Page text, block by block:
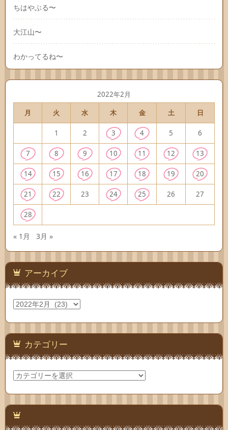
ちはやぶる〜
大江山〜
わかってるね〜
2022年2月
月
火 水 木 金 土 日
1 2 3 4 5 6
7 8 9 10 11 12 13
14 15 16 17 18 19 20
21 22 23 24 25 26 27
28
« 1月 3月 »
アーカイブ
ア
ー
カ
ブ カテゴリー
カ
テ
ゴ
ー